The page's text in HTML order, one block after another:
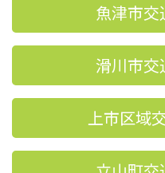
魚津市交
滑川市
上市区域